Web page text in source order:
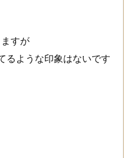
すが
るような印象はないです